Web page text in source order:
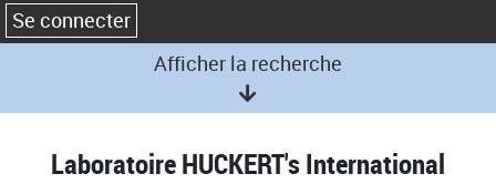
Afficher la recherche
Laboratoire HUCKERT's International